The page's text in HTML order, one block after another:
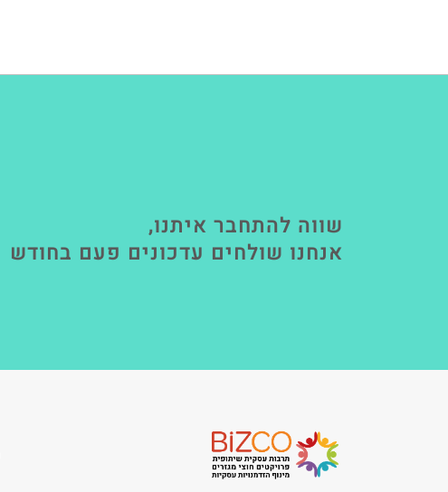
שווה להתחבר איתנו,
אנחנו שולחים עדכונים פעם בחודש